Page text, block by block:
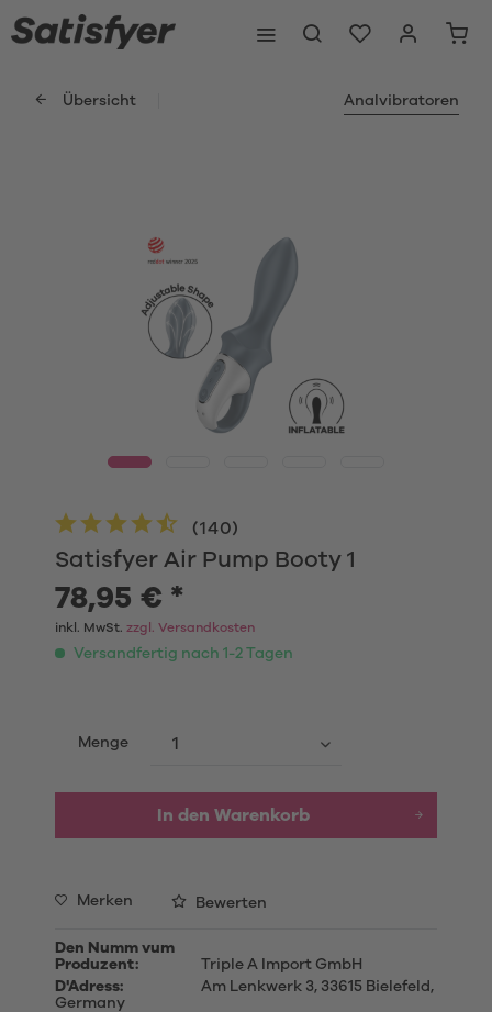
Übersicht Analvibratoren
Satisfyer Air Pump Booty 1
(140)
78,95 € *
inkl. MwSt. zzgl. Versandkosten
Versandfertig nach 1-2 Tagen
Menge
In den Warenkorb
Merken Bewerten
Den Numm vum
Produzent:
Triple A Import GmbH
D'Adress:
Am Lenkwerk 3, 33615 Bielefeld,
Germany